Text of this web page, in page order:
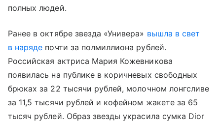
полных людей.
Ранее в октябре звезда «Универа» вышла в свет
в наряде почти за полмиллиона рублей.
Российская актриса Мария Кожевникова
появилась на публике в коричневых свободных
брюках за 22 тысячи рублей, молочном лонгсливе
за 11,5 тысячи рублей и кофейном жакете за 65
тысяч рублей. Образ звезды украсила сумка Dior